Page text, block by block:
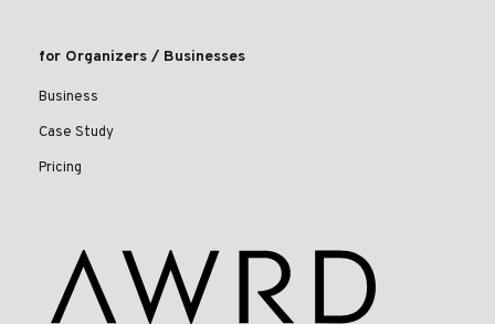
for Organizers / Businesses
Business
Case Study
Pricing